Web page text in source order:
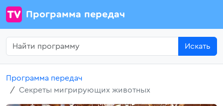
Программа передач
Искать
Программа передач
Секреты мигрирующих животных